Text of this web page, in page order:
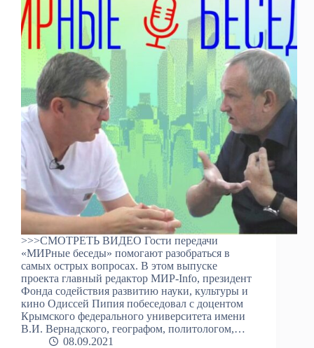
>>>СМОТРЕТЬ ВИДЕО Гости передачи
«МИРные беседы» помогают разобраться в
самых острых вопросах. В этом выпуске
проекта главный редактор МИР-Info, президент
Фонда содействия развитию науки, культуры и
кино Одиссей Пипия побеседовал с доцентом
Крымского федерального университета имени
В.И. Вернадского, географом, политологом,…
08.09.2021